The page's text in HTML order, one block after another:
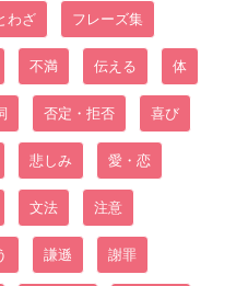
わざ フレーズ集
不満 伝える 体
否定・拒否 喜び
悲しみ 愛・恋
文法 注意
謙遜 謝罪